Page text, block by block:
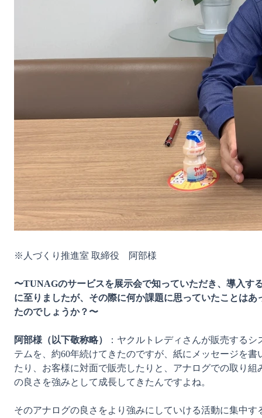
※人づくり推進室 取締役　阿部様
〜TUNAGのサービスを展示会で知っていただき、導入す
に至りましたが、その際に何か課題に思っていたことはあ
たのでしょうか？〜
阿部様（以下敬称略）
：ヤクルトレディさんが販売するシ
テムを、約60年続けてきたのですが、紙にメッセージを書
たり、お客様に対面で販売したりと、アナログでの取り組
の良さを強みとして成長してきたんですよね。
そのアナログの良さをより強みにしていける活動に集中す